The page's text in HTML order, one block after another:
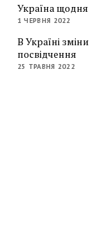
Україна щодня
1 ЧЕРВНЯ 2022
В Україні
посвідчення
25 ТРАВНЯ 2022